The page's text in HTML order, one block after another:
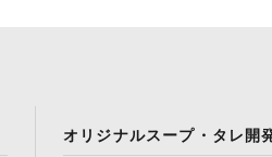
オリジナルスープ・タレ開